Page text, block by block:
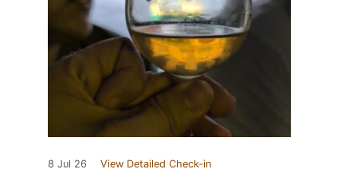
8 Jul 26 View Detailed Check-in